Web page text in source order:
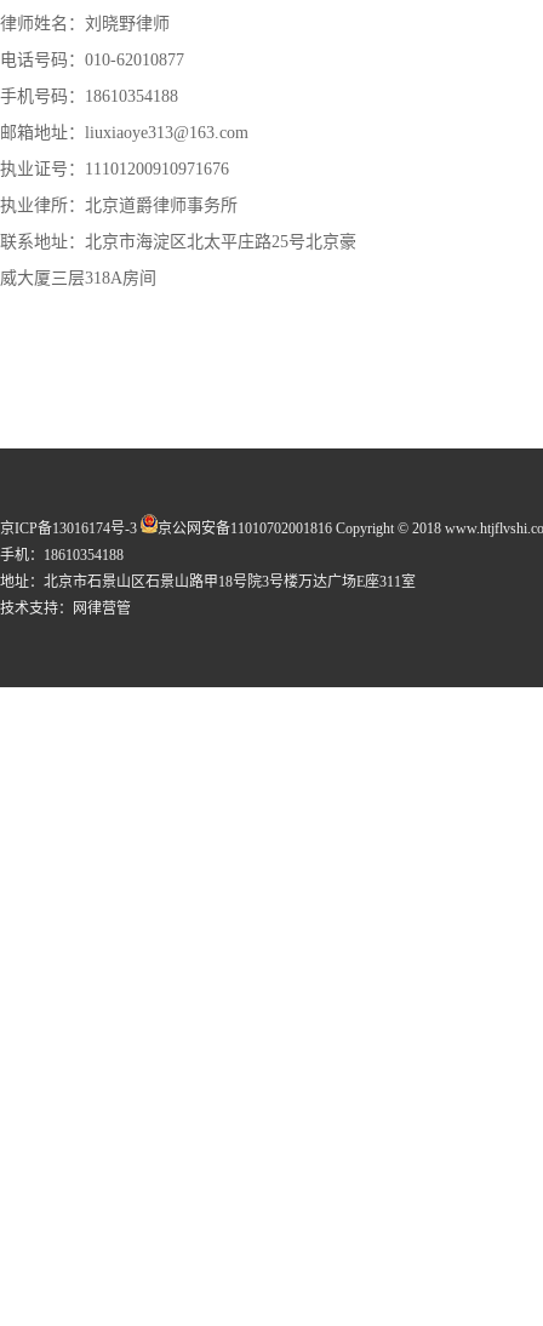
律师姓名：刘晓野律师
电话号码：010-62010877
手机号码：18610354188
邮箱地址：liuxiaoye313@163.com
执业证号：11101200910971676
执业律所：北京道爵律师事务所
联系地址：北京市海淀区北太平庄路25号北京豪
威大厦三层318A房间
京ICP备13016174号-3 京公网安备11010702001816 Copyright © 2018
手机：18610354188
地址：北京市石景山区石景山路甲18号院3号楼万达广场E座311室
技术支持：
网律营管